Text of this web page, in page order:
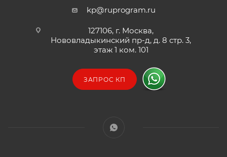
kp@ruprogram.ru
127106, г. Москва,
Нововладыкинский пр-д, д. 8 стр. 3,
этаж 1 ком. 101
ЗАПРОС КП